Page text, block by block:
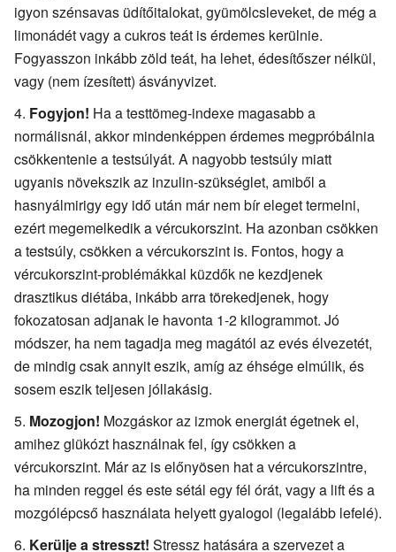
igyon szénsavas üdítőitalokat, gyümölcsleveket, de még a
limonádét vagy a cukros teát is érdemes kerülnie.
Fogyasszon inkább zöld teát, ha lehet, édesítőszer nélkül,
vagy (nem ízesített) ásványvizet.
Fogyjon! Ha a testtömeg-indexe magasabb a
normálisnál, akkor mindenképpen érdemes megpróbálnia
csökkentenie a testsúlyát. A nagyobb testsúly miatt
ugyanis növekszik az inzulin-szükséglet, amiből a
hasnyálmirigy egy idő után már nem bír eleget termelni,
ezért megemelkedik a vércukorszint. Ha azonban csökken
a testsúly, csökken a vércukorszint is. Fontos, hogy a
vércukorszint-problémákkal küzdők ne kezdjenek
drasztikus diétába, inkább arra törekedjenek, hogy
fokozatosan adjanak le havonta 1-2 kilogrammot. Jó
módszer, ha nem tagadja meg magától az evés élvezetét,
de mindig csak annyit eszik, amíg az éhsége elmúlik, és
sosem eszik teljesen jóllakásig.
Mozogjon! Mozgáskor az izmok energiát égetnek el,
amihez glükózt használnak fel, így csökken a
vércukorszint. Már az is előnyösen hat a vércukorszintre,
ha minden reggel és este sétál egy fél órát, vagy a lift és a
mozgólépcső használata helyett gyalogol (legalább lefelé).
Kerülje a stresszt! Stressz hatására a szervezet a